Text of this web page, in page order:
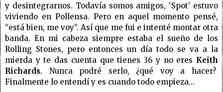
y desintegrarnos. Todavía somos amigos, ‘Spot’ estuvo
viviendo en Pollensa. Pero en aquel momento pensé,
“está bien, me voy”. Así que me fui e intenté montar otra
banda. En mi cabeza siempre estaba el sueño de los
Rolling Stones, pero entonces un día todo se va a la
mierda y te das cuenta que tienes 36 y no eres Keith
Richards. Nunca podré serlo, ¿qué voy a hacer?
Finalmente lo entendí y es cuando todo empieza…